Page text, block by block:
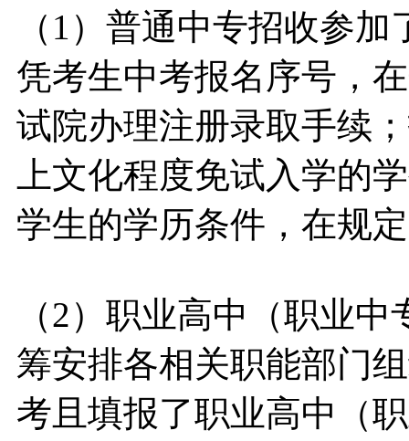
（1）普通中专招收参
凭考生中考报名序号，
试院办理注册录取手续
上文化程度免试入学的
学生的学历条件，在规
（2）职业高中（职业
筹安排各相关职能部门
考且填报了职业高中（